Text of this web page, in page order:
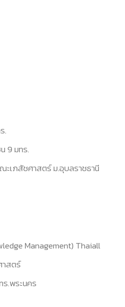
.
9 มทร.
ะเภสัชศาสตร์ ม.อุบลราชธานี
Management) Thaiall
าสตร์
.พระนคร